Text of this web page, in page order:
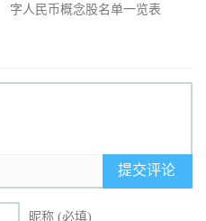
字人民币概念股名单一览表
提交评论
昵称 (必填)